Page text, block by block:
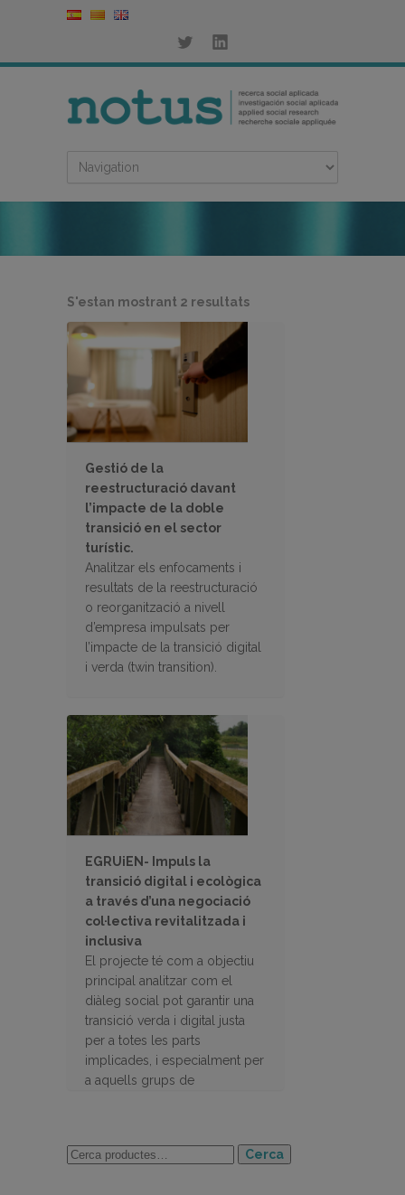
S'estan mostrant 2 resultatsOrdenat
Gestió de la
reestructuració davant
l’impacte de la doble
transició en el sector
turístic.
Analitzar els enfocaments i
resultats de la reestructuració
o reorganització a nivell
d’empresa impulsats per
l’impacte de la transició digital
i verda (twin transition).
EGRUiEN- Impuls la
transició digital i ecològica
a través d’una negociació
col·lectiva revitalitzada i
inclusiva
El projecte té com a objectiu
principal analitzar com el
diàleg social pot garantir una
transició verda i digital justa
per a totes les parts
implicades, i especialment per
a aquells grups de
Cerca